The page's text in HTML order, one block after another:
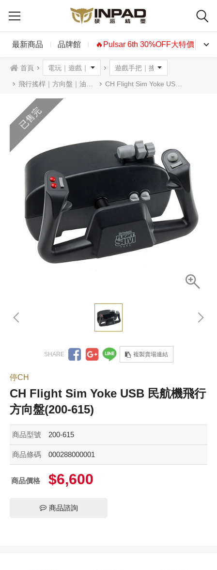
最新商品 品牌館 🔥Pulsar 6th 30%OFF大特價🔥
首頁
飛行搖桿｜方向盤｜油門踏板 CH Flight Sim Yoke USB 民航機飛行方向盤(200-615)
已售完
複製賣場連結
停CH
CH Flight Sim Yoke USB 民航機飛行
方向盤(200-615)
商品型號 200-615
商品條碼 000288000001
商品價格 $6,600
商品諮詢